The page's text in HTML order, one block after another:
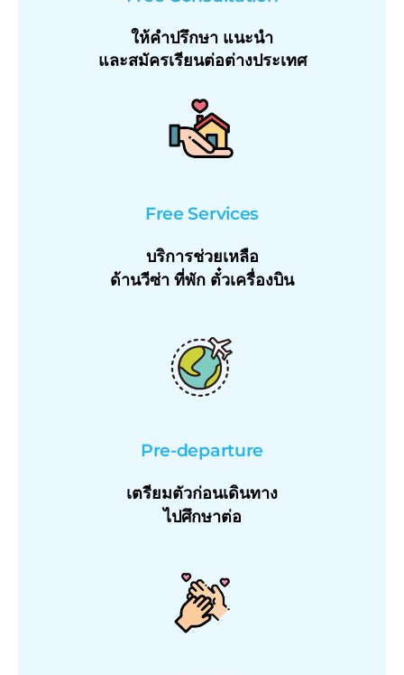
ให้คำปรึกษา แนะนำ
และสมัครเรียนต่อต่างประเทศ
Free Services
บริการช่วยเหลือ
ด้านวีซ่า ที่พัก ตั๋วเครื่องบิน
Pre-departure
เตรียมตัวก่อนเดินทาง
ไปศึกษาต่อ